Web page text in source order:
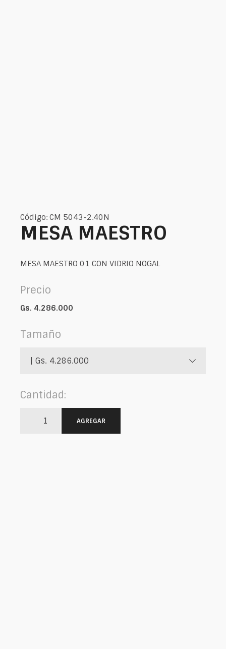
Código: CM 5043-2.40N
MESA MAESTRO
MESA MAESTRO 01 CON VIDRIO NOGAL
Precio
Gs. 4.286.000
Tamaño
| Gs. 4.286.000
Cantidad:
AGREGAR